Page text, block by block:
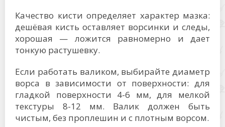
Качество кисти определяет характер мазка:
дешёвая кисть оставляет ворсинки и следы,
хорошая — ложится равномерно и дает
тонкую растушевку.
Если работать валиком, выбирайте диаметр
ворса в зависимости от поверхности: для
гладкой поверхности 4-6 мм, для мелкой
текстуры 8-12 мм. Валик должен быть
чистым, без проплешин и с плотным ворсом.